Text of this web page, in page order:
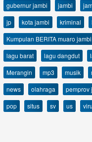
gubernur jambi
jambi
jp
kota jambi kriminal
Kumpulan BERITA muaro jambi
lagu barat
lagu dangdut
Merangin
mp3 musik
news
olahraga pemprov
pop
situs sv us